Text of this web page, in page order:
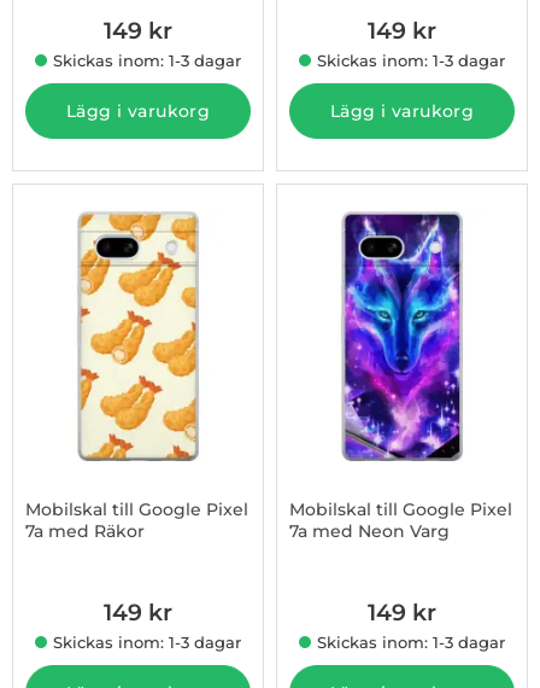
149 kr
Skickas inom: 1-3 dagar
Lägg i varukorg
149 kr
Skickas inom: 1-3 dagar
Lägg i varukorg
Mobilskal till Google Pixel
7a med Räkor
149 kr
Skickas inom: 1-3 dagar
Mobilskal till Google Pixel
7a med Neon Varg
149 kr
Skickas inom: 1-3 dagar